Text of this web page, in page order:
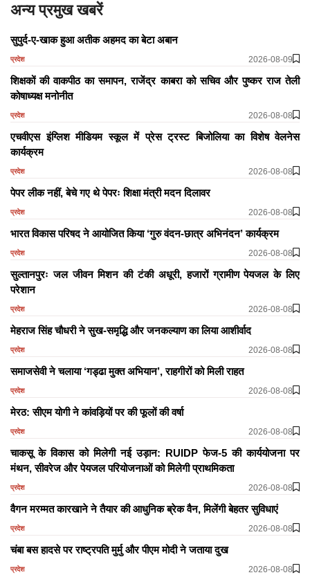
अन्य प्रमुख खबरें
सुपुर्द-ए-खाक हुआ अतीक अहमद का बेटा अबान
प्रदेश 2026-08-09
शिक्षकों की वाकपीठ का समापन, राजेंद्र काबरा को सचिव और पुष्कर राज तेली
कोषाध्यक्ष मनोनीत
प्रदेश 2026-08-08
एचवीएस इंग्लिश मीडियम स्कूल में प्रेस ट्रस्ट बिजोलिया का विशेष वेलनेस
कार्यक्रम
प्रदेश 2026-08-08
पेपर लीक नहीं, बेचे गए थे पेपरः शिक्षा मंत्री मदन दिलावर
प्रदेश 2026-08-08
भारत विकास परिषद ने आयोजित किया ‘गुरु वंदन-छात्र अभिनंदन’ कार्यक्रम
प्रदेश 2026-08-08
सुल्तानपुरः जल जीवन मिशन की टंकी अधूरी, हजारों ग्रामीण पेयजल के लिए
परेशान
प्रदेश 2026-08-08
मेहराज सिंह चौधरी ने सुख-समृद्धि और जनकल्याण का लिया आशीर्वाद
प्रदेश 2026-08-08
समाजसेवी ने चलाया ‘गड्ढा मुक्त अभियान’, राहगीरों को मिली राहत
प्रदेश 2026-08-08
मेरठ: सीएम योगी ने कांवड़ियों पर की फूलों की वर्षा
प्रदेश 2026-08-08
चाकसू के विकास को मिलेगी नई उड़ान: RUIDP फेज-5 की कार्ययोजना पर
मंथन, सीवरेज और पेयजल परियोजनाओं को मिलेगी प्राथमिकता
प्रदेश 2026-08-08
वैगन मरम्मत कारखाने ने तैयार की आधुनिक ब्रेक वैन, मिलेंगी बेहतर सुविधाएं
प्रदेश 2026-08-08
चंबा बस हादसे पर राष्ट्रपति मुर्मु और पीएम मोदी ने जताया दुख
प्रदेश 2026-08-08